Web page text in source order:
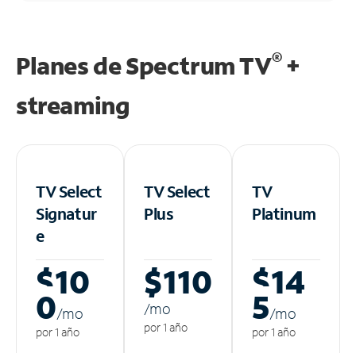
Planes de Spectrum TV®+
streaming
TV Select
Signatur
e
$10
0/mo
por 1 año
TV Select
Plus
$110
/mo
por 1 año
TV
Platinum
$14
5/mo
por 1 año